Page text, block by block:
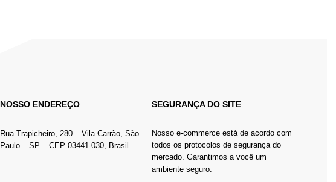
Saco de Algodão
Saco Envelope
Ecommerce
NOSSO ENDEREÇO
Rua Trapicheiro, 280 – Vila Carrão, São
Paulo – SP – CEP 03441-030, Brasil.
SEGURANÇA DO SITE
Nosso e-commerce está de acordo com
todos os protocolos de segurança do
mercado. Garantimos a você um
ambiente seguro.